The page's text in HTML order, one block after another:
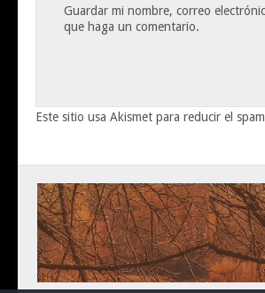
Guardar mi nombre, correo
que haga un comentario.
Este sitio usa Akismet para reducir el